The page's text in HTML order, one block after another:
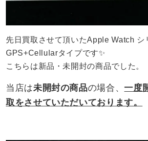
先日買取させて頂いたApple Watch シ
GPS+Cellularタイプです✨
こちらは新品・未開封の商品でした。
当店は未開封の商品の場合、一度
取をさせていただいております。